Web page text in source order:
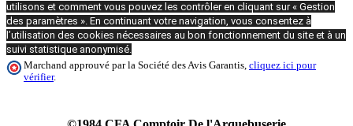
utilisons et comment vous pouvez les contrôler en cliquant sur « Gestion
des paramètres ». En continuant votre navigation, vous consentez à
l’utilisation des cookies nécessaires au bon fonctionnement du site et à un
suivi statistique anonymisé.
Marchand approuvé par la Société des Avis Garantis, cliquez ici pour
vérifier.